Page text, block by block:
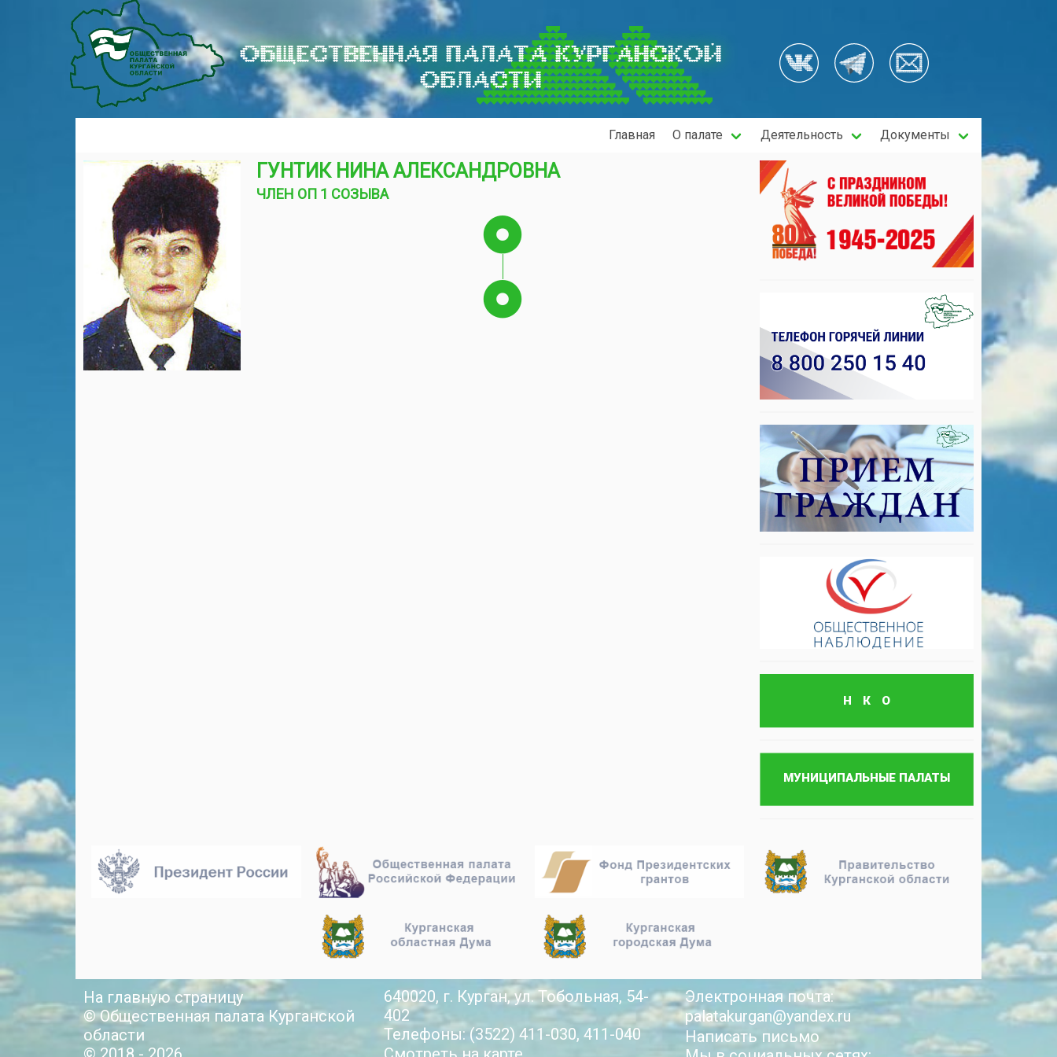
ОБЩЕСТВЕННАЯ ПАЛАТА КУРГАНСКОЙ
ОБЛАСТИ
Главная О палате Деятельность Документы
ГУНТИК НИНА АЛЕКСАНДРОВНА
ЧЛЕН ОП 1 СОЗЫВА
На главную страницу
© Общественная палата Курганской
области
640020, г. Курган, ул. Тобольная, 54-
402
Телефоны: (3522) 411-030, 411-040
Электронная почта:
palatakurgan@yandex.ru
Написать письмо